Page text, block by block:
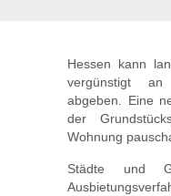
Hessen kann
vergünstigt
abgeben. Eine
der
Wohnung
Städte und